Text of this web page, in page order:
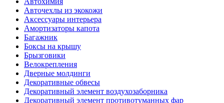
Авточехлы из экокожи
Аксессуары интерьера
Амортизаторы капота
Багажник
Боксы на крышу
Брызговики
Велокрепления
Дверные молдинги
Декоративные обвесы
Декоративный элемент воздухозаборника
Декоративный элемент противотуманных фар